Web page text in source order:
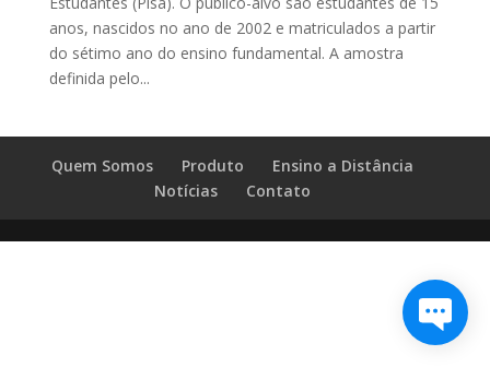
anos, nascidos no ano de 2002 e matriculados a partir
do sétimo ano do ensino fundamental. A amostra
definida pelo...
Quem Somos Produto
Ensino a Distância
Notícias
Contato